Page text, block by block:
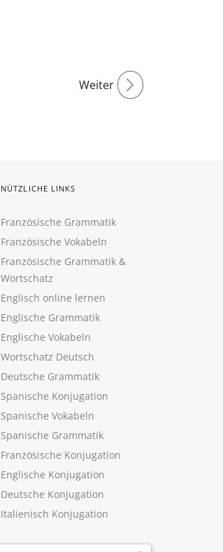
Weiter
NÜTZLICHE LINKS
Französische Grammatik
Französische Vokabeln
Französische Grammatik &
Wortschatz
Englisch online lernen
Englische Grammatik
Englische Vokabeln
Wortschatz Deutsch
Deutsche Grammatik
Spanische Konjugation
Spanische Vokabeln
Spanische Grammatik
Französische Konjugation
Englische Konjugation
Deutsche Konjugation
Italienisch Konjugation